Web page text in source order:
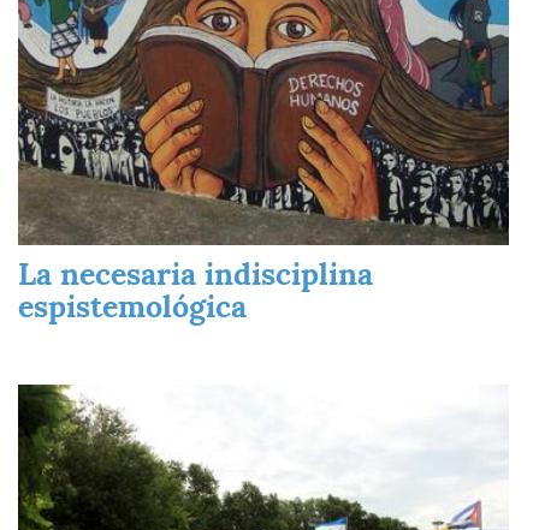
La necesaria indisciplina
espistemológica
Imagen